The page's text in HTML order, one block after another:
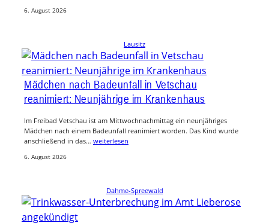
6. August 2026
Lausitz
Mädchen nach Badeunfall in Vetschau
reanimiert: Neunjährige im Krankenhaus
Im Freibad Vetschau ist am Mittwochnachmittag ein neunjähriges
Mädchen nach einem Badeunfall reanimiert worden. Das Kind wurde
anschließend in das… weiterlesen
6. August 2026
Dahme-Spreewald